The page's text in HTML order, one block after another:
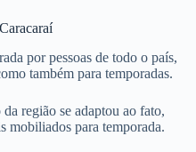
por pessoas de todo o país,
também para temporadas.
região se adaptou ao fato,
mobiliados para temporada.